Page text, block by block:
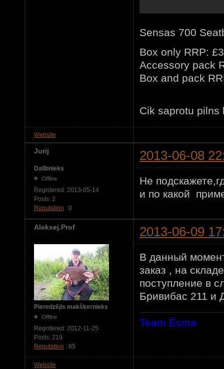
Sensas 700
Box only RRP:
Accessory pack
Box and pack
Cik saprotu pilns
Website
Jurij 2013-06-08
Dalībnieks
Offline
Registered: 2013-05-14
Posts: 2
Reputation : 0
Не
и по какой
Aleksej.Prof 2013-06-09
Pieredzējis makšķernieks
Offline
Registered: 2012-11-25
Posts: 219
Reputation : 85
В данный
заказ , на
поступление в
Бривибас 211 и
Team Ēsma
Website